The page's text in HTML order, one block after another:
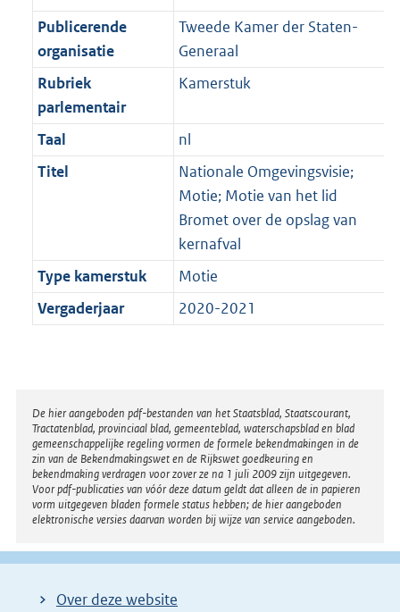
Publicerende
organisatie
Tweede Kamer der Staten-
Generaal
Rubriek
parlementair
Kamerstuk
Taal
nl
Titel
Nationale Omgevingsvisie;
Motie; Motie van het lid
Bromet over de opslag van
kernafval
Type kamerstuk
Motie
Vergaderjaar
2020-2021
Disclaimer
De hier aangeboden pdf-bestanden van het Staatsblad, Staatscourant,
Tractatenblad, provinciaal blad, gemeenteblad, waterschapsblad en blad
gemeenschappelijke regeling vormen de formele bekendmakingen in de
zin van de Bekendmakingswet en de Rijkswet goedkeuring en
bekendmaking verdragen voor zover ze na 1 juli 2009 zijn uitgegeven.
Voor pdf-publicaties van vóór deze datum geldt dat alleen de in papieren
vorm uitgegeven bladen formele status hebben; de hier aangeboden
elektronische versies daarvan worden bij wijze van service aangeboden.
Over deze website